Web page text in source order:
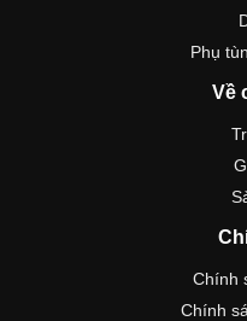
Phụ
Về
Chính
Chính